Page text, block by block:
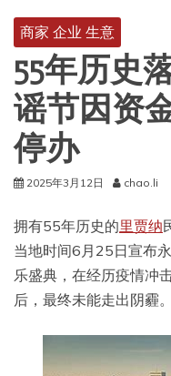
商家 企业 生意
55年历史
谣节因资
停办
2025年3月12日 chao.li
拥有55年历史的里贾纳
当地时间6月25日宣布
乐盛典，在经历疫情冲
后，最终未能走出阴霾。